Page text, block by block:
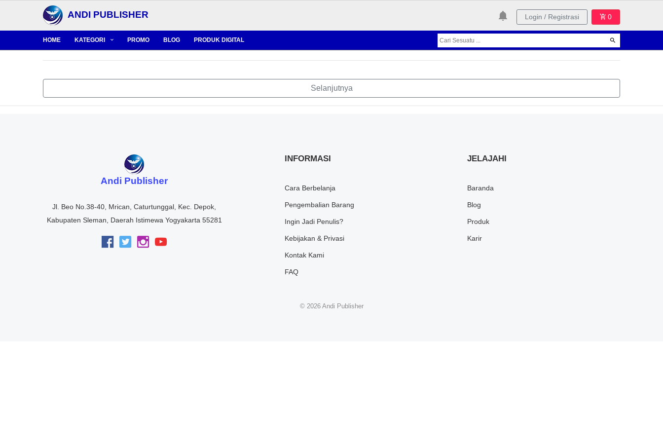
ANDI PUBLISHER Login / Registrasi 0
HOME KATEGORI PROMO BLOG PRODUK DIGITAL
Selanjutnya
Andi Publisher
Jl. Beo No.38-40, Mrican, Caturtunggal, Kec. Depok,
Kabupaten Sleman, Daerah Istimewa Yogyakarta 55281
INFORMASI
Cara Berbelanja
Pengembalian Barang
Ingin Jadi Penulis?
Kebijakan & Privasi
Kontak Kami
FAQ
JELAJAHI
Baranda
Blog
Produk
Karir
© 2026 Andi Publisher